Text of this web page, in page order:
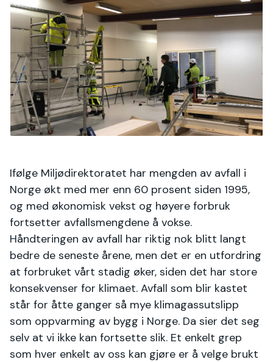
Ifølge Miljødirektoratet har mengden av avfall i
Norge økt med mer enn 60 prosent siden 1995,
og med økonomisk vekst og høyere forbruk
fortsetter avfallsmengdene å vokse.
Håndteringen av avfall har riktig nok blitt langt
bedre de seneste årene, men det er en utfordring
at forbruket vårt stadig øker, siden det har store
konsekvenser for klimaet. Avfall som blir kastet
står for åtte ganger så mye klimagassutslipp
som oppvarming av bygg i Norge. Da sier det seg
selv at vi ikke kan fortsette slik. Et enkelt grep
som hver enkelt av oss kan gjøre er å velge brukt